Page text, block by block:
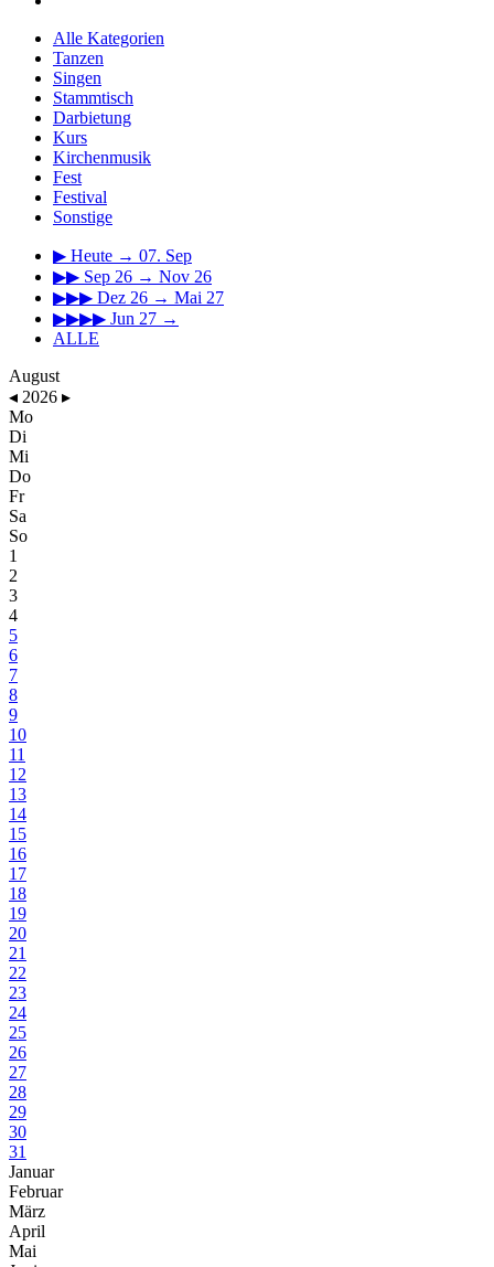
Alle Kategorien
Tanzen
Singen
Stammtisch
Darbietung
Kurs
Kirchenmusik
Fest
Festival
Sonstige
▶ Heute → 07. Sep
▶▶ Sep 26 → Nov 26
▶▶▶ Dez 26 → Mai 27
▶▶▶▶ Jun 27 →
ALLE
August
◂ 2026 ▸
Mo
Di
Mi
Do
Fr
Sa
So
1
2
3
4
5
6
7
8
9
10
11
12
13
14
15
16
17
18
19
20
21
22
23
24
25
26
27
28
29
30
31
Januar
Februar
März
April
Mai